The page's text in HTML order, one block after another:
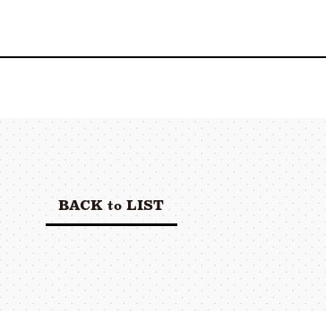
BACK to LIST